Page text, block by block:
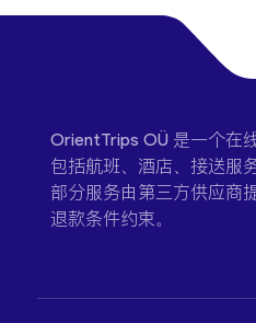
OrientTrips OÜ 是一个在
包括航班、酒店、接送服
部分服务由第三方供应商
退款条件约束。